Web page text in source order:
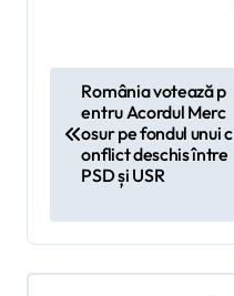
g
a
România votează p
entru Acordul Merc
osur pe fondul unui c
onflict deschis între
PSD și USR